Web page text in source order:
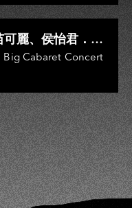
、陳孟賢、黃露
麗、侯怡君．
、鳥來嬤-吳
、吳淑敏、施文
、陳孟賢、黃露
Cabaret Concert